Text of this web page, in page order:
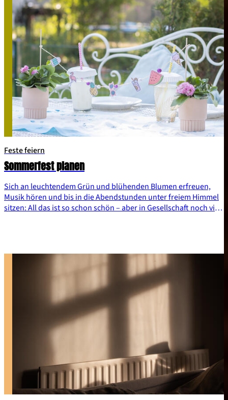
Feste feiern
Sommerfest planen
Sich an leuchtendem Grün und blühenden Blumen erfreuen,
Musik hören und bis in die Abendstunden unter freiem Himmel
sitzen: All das ist so schon schön – aber in Gesellschaft noch viel